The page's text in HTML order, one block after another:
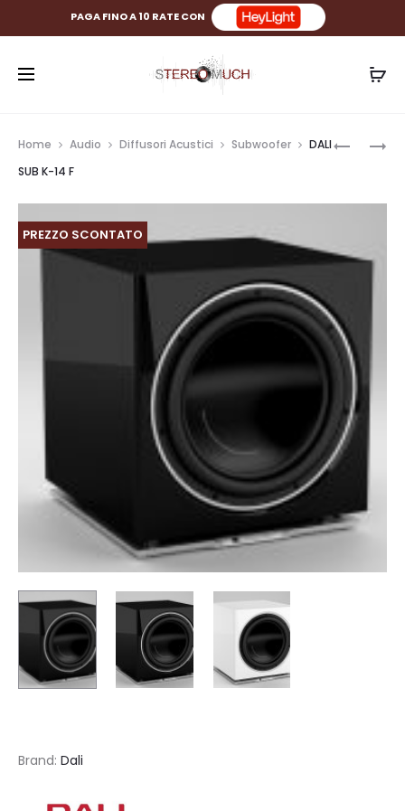
PAGA FINO A 10 RATE CON
Home Audio Diffusori Acustici Subwoofer
DALI
SUB K-14 F
PREZZO SCONTATO
Brand: Dali